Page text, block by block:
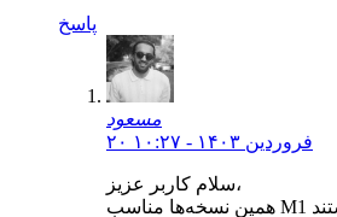
پاسخ
مسعود
۲۰ فروردین ۱۴۰۳ - ۱۰:۲۷
سلام کاربر عزیز،